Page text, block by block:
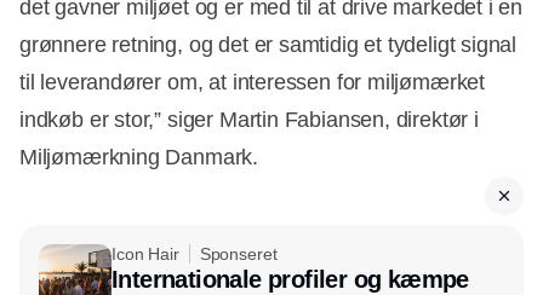
det gavner miljøet og er med til at drive markedet i en
grønnere retning, og det er samtidig et tydeligt signal
til leverandører om, at interessen for miljømærket
indkøb er stor,” siger Martin Fabiansen, direktør i
Miljømærkning Danmark.
Icon Hair Sponseret
Internationale profiler og kæmpe